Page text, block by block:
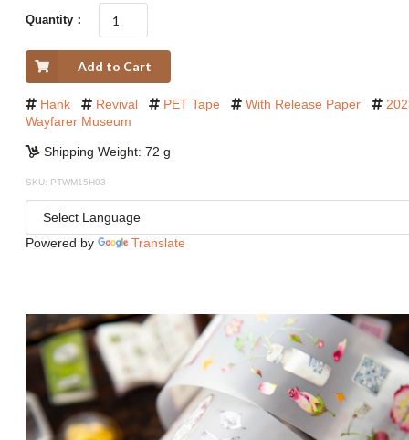
Quantity：
Add to Cart
Hank Revival PET Tape With Release Paper
Wayfarer Museum
Shipping Weight: 72 g
SKU: PTWM15H03
Powered by Translate